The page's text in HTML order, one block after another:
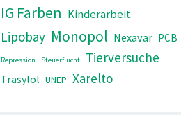
IG Farben Kinderarbeit
Lipobay Monopol Nexavar PCB
Repression Steuerflucht Tierversuche
Trasylol UNEP Xarelto